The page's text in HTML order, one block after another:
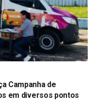
Campanha de
em diversos pontos